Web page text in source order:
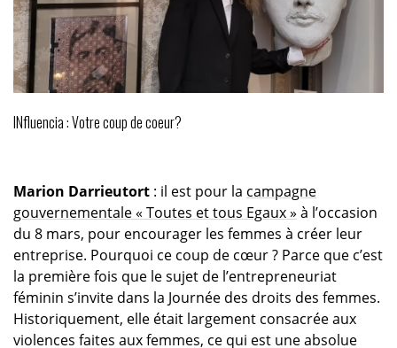
INfluencia : Votre coup de coeur?
Marion Darrieutort : il est pour la campagne
gouvernementale « Toutes et tous Egaux » à l’occasion
du 8 mars, pour encourager les femmes à créer leur
entreprise. Pourquoi ce coup de cœur ? Parce que c’est
la première fois que le sujet de l’entrepreneuriat
féminin s’invite dans la Journée des droits des femmes.
Historiquement, elle était largement consacrée aux
violences faites aux femmes, ce qui est une absolue